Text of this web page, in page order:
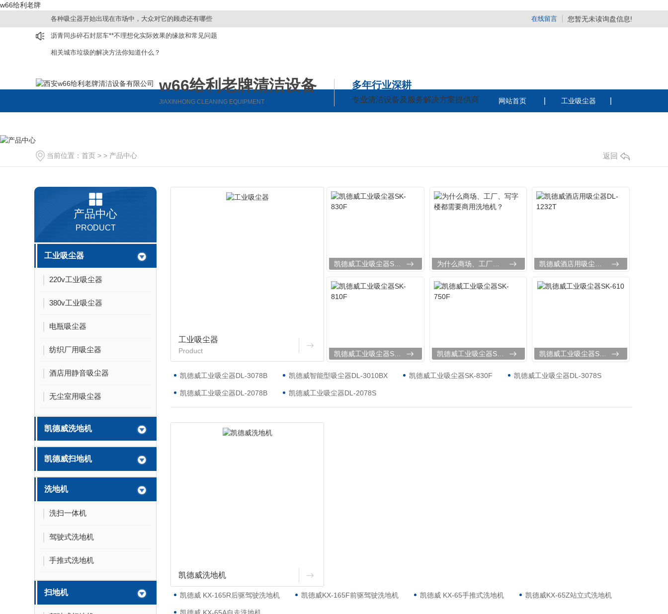
w66给利老牌
各种吸尘器开始出现在市场中，大众对它的顾虑还有哪些
沥青同歩碎石封层车**不理想化实际效果的缘故和常见问题
相关城市垃圾的解决方法你知道什么？
在线留言 您暂无未读询盘信息!
w66给利老牌清洁设备
JIAXINHONG CLEANING EQUIPMENT
多年行业深耕
专业清洁设备及服务解决方案提供商 网站首页 工业吸尘器
电瓶吸尘器
驾驶式洗地机
手推式洗地机
手推式扫地机 行业动态
常见问题
企业相册
荣誉资质
当前位置： 首页 > > 产品中心 返回
产品中心
PRODUCT
工业吸尘器
220v工业吸尘器
380v工业吸尘器
电瓶吸尘器
纺织厂用吸尘器
酒店用静音吸尘器
无尘室用吸尘器
凯德威洗地机
凯德威扫地机
洗地机
洗扫一体机
驾驶式洗地机
手推式洗地机
扫地机
工业吸尘器
Product
凯德威工业吸尘器SK-830F 为什么商场、工厂、写字楼都需要商用洗地机？
凯德威工业吸尘器SK-810F 凯德威工业吸尘器SK-750F
凯德威工业吸尘器DL-3078B 凯德威智能型吸尘器DL-3010BX 凯德威工业吸尘器SK-830F 凯德威工业吸尘器DL-3078S
凯德威工业吸尘器DL-2078B 凯德威工业吸尘器DL-2078S
凯德威洗地机
凯德威 KX-165R后驱驾驶洗地机 凯德威KX-165F前驱驾驶洗地机 凯德威 KX-65手推式洗地机 凯德威KX-65Z站立式洗地机
凯德威 KX-65A自走洗地机